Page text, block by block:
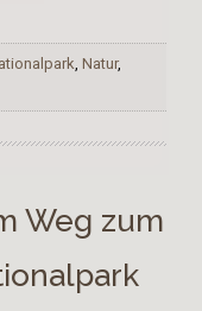
, Natur,
Weg zum